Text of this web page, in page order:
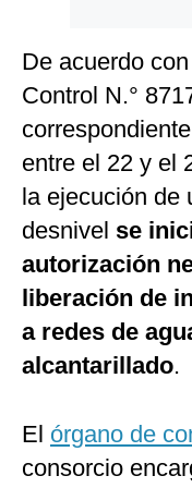
De acuerdo
Control N.°
entre el 22 y el
la ejecución de
desnivel se
autorización
liberación de
a redes de
alcantarillado.
El órgano de
consorcio